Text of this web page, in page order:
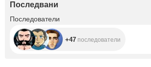
Последвани
Последователи
+47 последователи